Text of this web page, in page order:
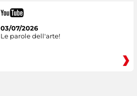
03/07/2026
Le parole dell'arte!